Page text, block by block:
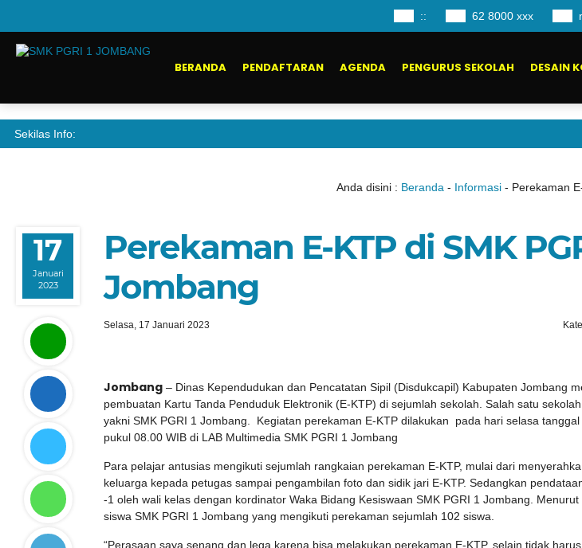
:: 62 8000 xxx
BERANDA PENDAFTARAN AGENDA PENGURUS SEKOLAH DESAIN
Sekilas Info:
Anda disini : Beranda - Informasi - Perekaman
17
Januari
2023
Perekaman E-KTP di SMK
Jombang
Selasa, 17 Januari 2023
Jombang – Dinas Kependudukan dan Pencatatan Sipil (Disdukcapil) Kabupaten Jombang
pembuatan Kartu Tanda Penduduk Elektronik (E-KTP) di sejumlah sekolah. Salah satu
yakni SMK PGRI 1 Jombang. Kegiatan perekaman E-KTP dilakukan pada hari selasa
pukul 08.00 WIB di LAB Multimedia SMK PGRI 1 Jombang
Para pelajar antusias mengikuti sejumlah rangkaian perekaman E-KTP, mulai dari
keluarga kepada petugas sampai pengambilan foto dan sidik jari E-KTP. Sedangkan
-1 oleh wali kelas dengan kordinator Waka Bidang Kesiswaan SMK PGRI 1 Jombang. Menurut
siswa SMK PGRI 1 Jombang yang mengikuti perekaman sejumlah 102 siswa.
“Perasaan saya senang dan lega karena bisa melakukan perekaman E-KTP, selain tidak